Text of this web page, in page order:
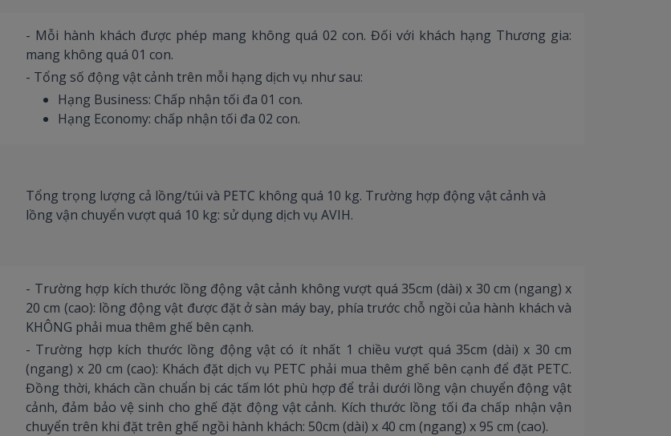
- Mỗi hành khách được phép mang không quá 02 con. Đối với khách hạng Thương gia:
mang không quá 01 con.
- Tổng số động vật cảnh trên mỗi hạng dịch vụ như sau:
Hạng Business: Chấp nhận tối đa 01 con.
Hạng Economy: chấp nhận tối đa 02 con.
Tổng trọng lượng cả lồng/túi và PETC không quá 10 kg. Trường hợp động vật cảnh và
lồng vận chuyển vượt quá 10 kg: sử dụng dịch vụ AVIH.
- Trường hợp kích thước lồng động vật cảnh không vượt quá 35cm (dài) x 30 cm (ngang) x
20 cm (cao): lồng động vật được đặt ở sàn máy bay, phía trước chỗ ngồi của hành khách và
KHÔNG phải mua thêm ghế bên cạnh.
- Trường hợp kích thước lồng động vật có ít nhất 1 chiều vượt quá 35cm (dài) x 30 cm
(ngang) x 20 cm (cao): Khách đặt dịch vụ PETC phải mua thêm ghế bên cạnh để đặt PETC.
Đồng thời, khách cần chuẩn bị các tấm lót phù hợp để trải dưới lồng vận chuyển động vật
cảnh, đảm bảo vệ sinh cho ghế đặt động vật cảnh. Kích thước lồng tối đa chấp nhận vận
chuyển trên khi đặt trên ghế ngồi hành khách: 50cm (dài) x 40 cm (ngang) x 95 cm (cao).